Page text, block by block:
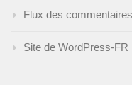
Flux des commentaires
Site de WordPress-FR